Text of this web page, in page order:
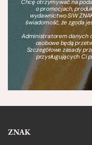
Chcę otrzymywać na
o promocjach,
wydawnictwo SIW
świadomość, że zgoda
Administratorem danych
osobowe będą
Szczegółowe zasady
przysługujących Ci
ZNAK